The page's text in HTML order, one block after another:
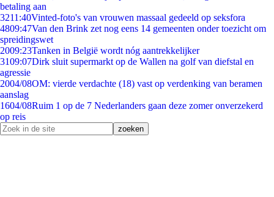
betaling aan
3211:40Vinted-foto's van vrouwen massaal gedeeld op seksfora
4809:47Van den Brink zet nog eens 14 gemeenten onder toezicht om
spreidingswet
2009:23Tanken in België wordt nóg aantrekkelijker
3109:07Dirk sluit supermarkt op de Wallen na golf van diefstal en
agressie
2004/08OM: vierde verdachte (18) vast op verdenking van beramen
aanslag
1604/08Ruim 1 op de 7 Nederlanders gaan deze zomer onverzekerd
op reis